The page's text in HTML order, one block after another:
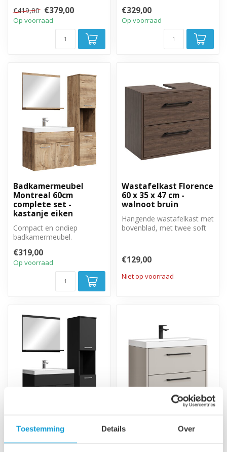
Toestemming Details Over
badkamermeubel, spiegel
en tw...
€419,00 €379,00
Op voorraad
wastafelka...
€329,00
Op voorraad
Badkamermeubel
Montreal 60cm
complete set -
kastanje eiken
Compact en ondiep
badkamermeubel.
badkamermeubel, spiegel
en zi...
€319,00
Op voorraad
Wastafelkast Florence
60 x 35 x 47 cm -
walnoot bruin
Hangende wastafelkast met
bovenblad, met twee soft
€129,00
Niet op voorraad
Badkamermeubel
complete set - mat
Badkamermeubel